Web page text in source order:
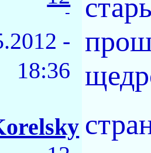
-
-
18:36